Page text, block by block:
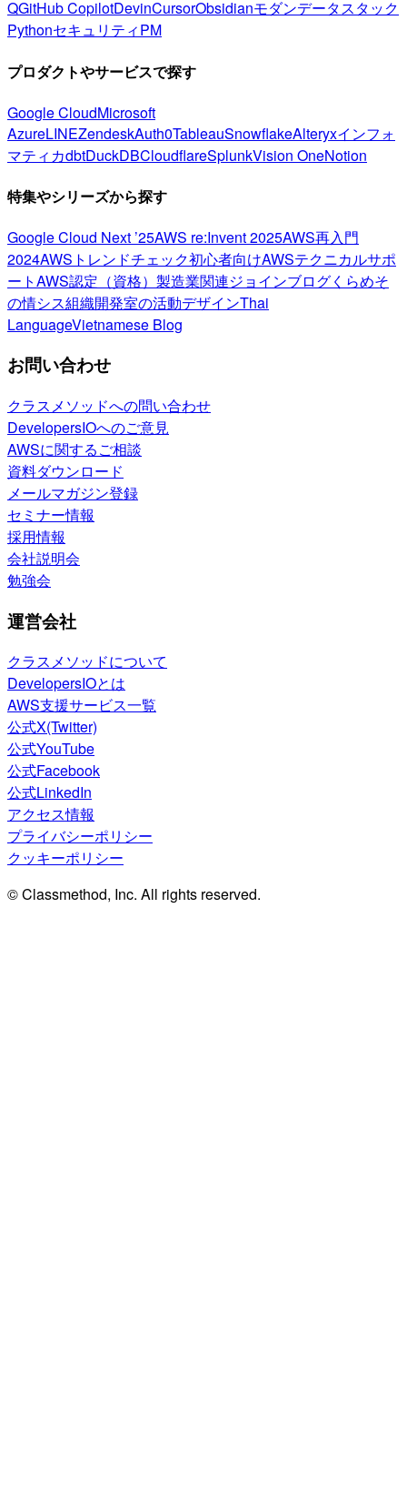
QGitHub CopilotDevinCursorObsidianモダンデータスタック
PythonセキュリティPM
プロダクトやサービスで探す
Google CloudMicrosoft
AzureLINEZendeskAuth0TableauSnowflakeAlteryxインフォ
マティカdbtDuckDBCloudflareSplunkVision OneNotion
特集やシリーズから探す
Google Cloud Next ’25AWS re:Invent 2025AWS再入門
2024AWSトレンドチェック初心者向けAWSテクニカルサポ
ートAWS認定（資格） 製造業関連ジョインブログくらめそ
の情シス組織開発室の活動デザインThai
LanguageVietnamese Blog
お問い合わせ
クラスメソッドへの問い合わせ
DevelopersIOへのご意見
AWSに関するご相談
資料ダウンロード
メールマガジン登録
セミナー情報
採用情報
会社説明会
勉強会
運営会社
クラスメソッドについて
DevelopersIOとは
AWS支援サービス一覧
公式X(Twitter)
公式YouTube
公式Facebook
公式LinkedIn
アクセス情報
プライバシーポリシー
クッキーポリシー
© Classmethod, Inc. All rights reserved.